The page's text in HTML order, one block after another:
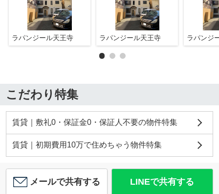
ラパンジール天王寺 ラパンジール天王寺 ラパンジ
こだわり特集
賃貸｜敷礼0・保証金0・保証人不要の物件特集
賃貸｜初期費用10万で住めちゃう物件特集
メールで共有する LINEで共有する